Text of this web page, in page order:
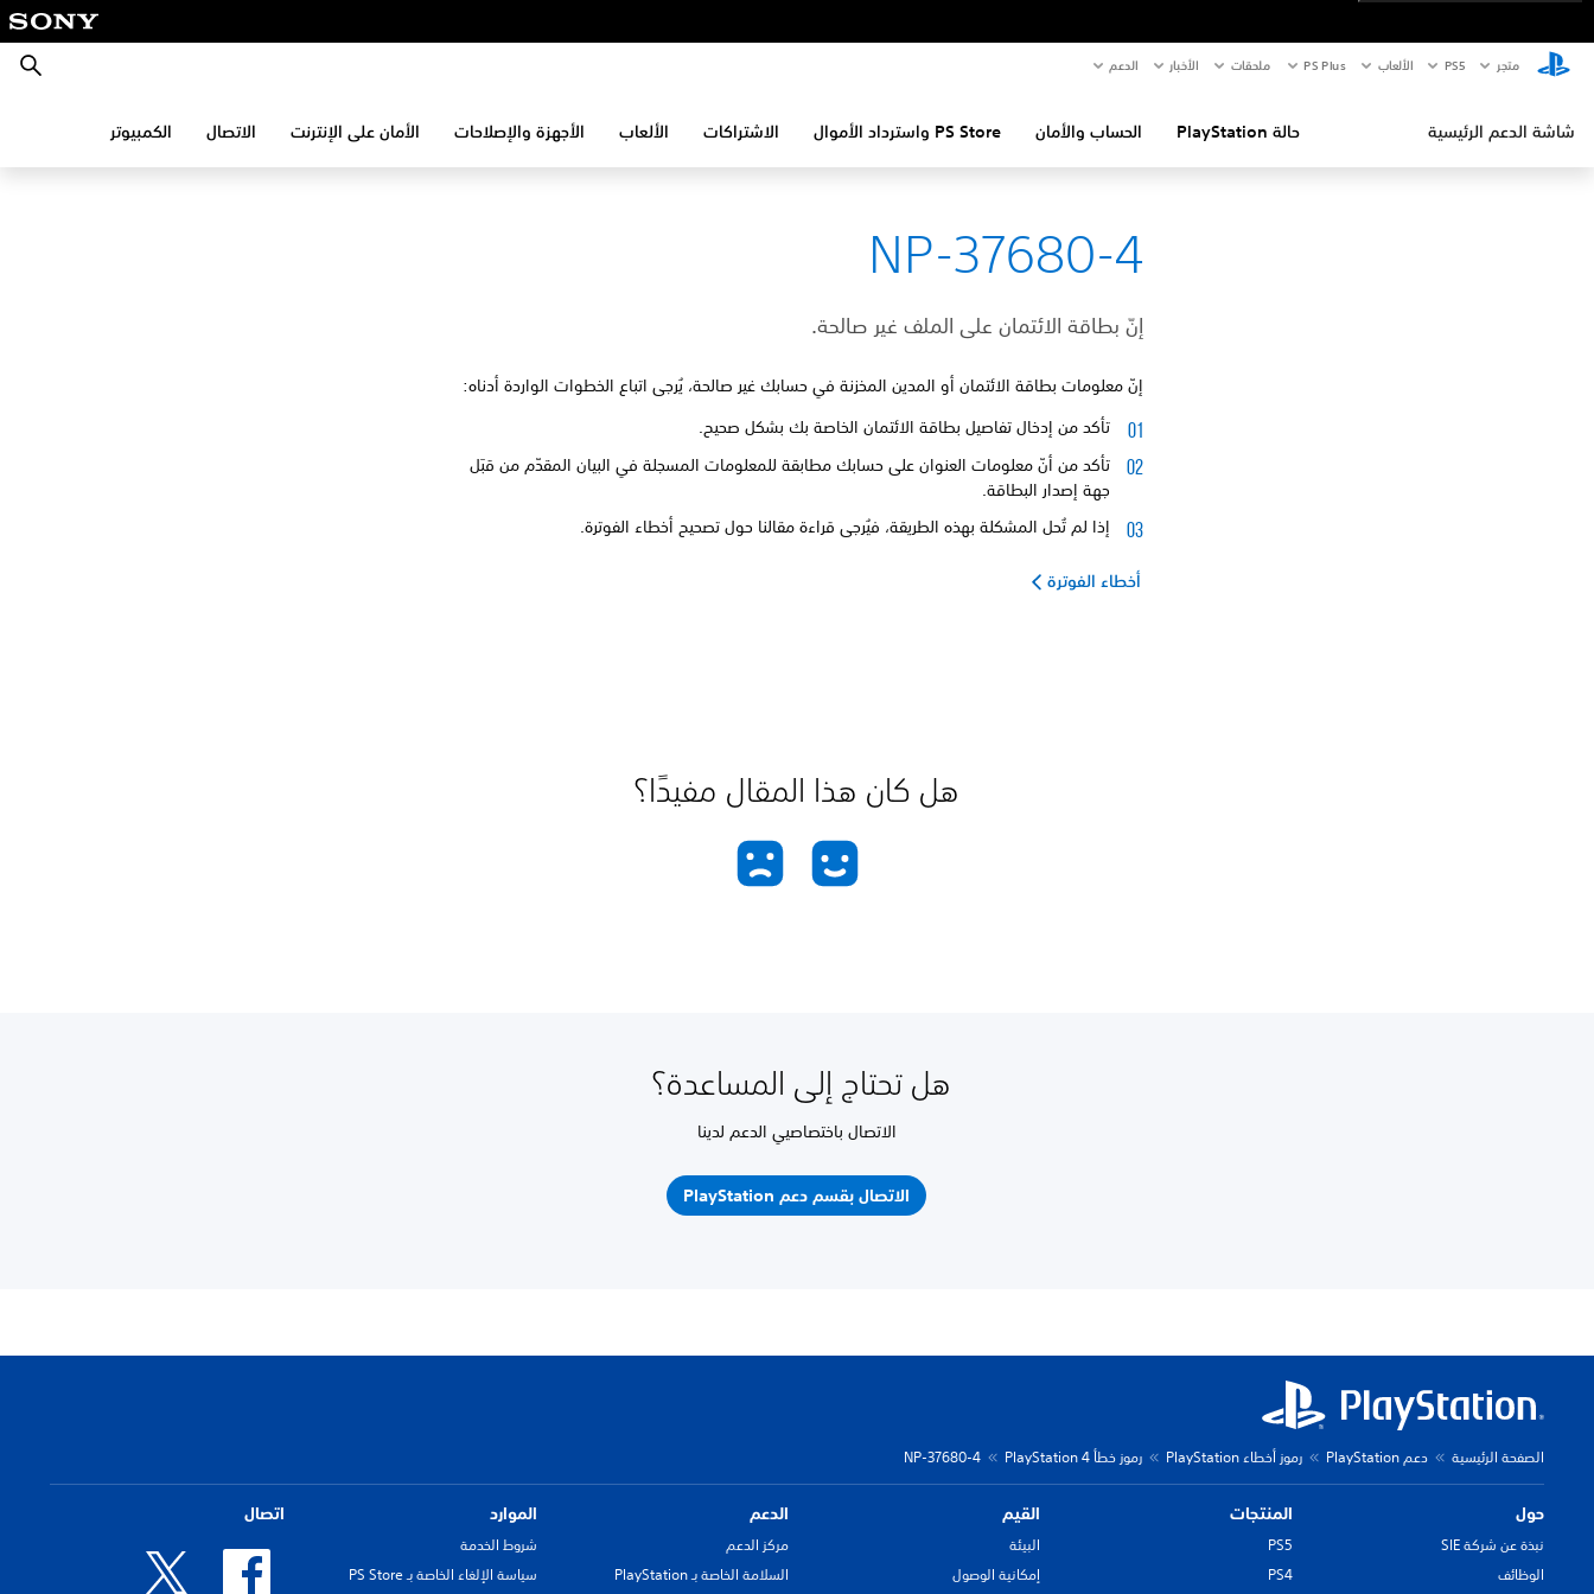
متجر PS5‏ الألعاب PS Plus ملحقات الأخبار الدعم بحث
شاشة الدعم الرئيسية حالة PlayStation الحساب والأمان PS Store واسترداد الأموال الاشتراكات الألعاب الأجهزة والإصلاحات الأمان على الإنترنت الاتصال الكمبيوتر
NP-37680-4
إنّ بطاقة الائتمان على الملف غير صالحة.
إنّ معلومات بطاقة الائتمان أو المدين المخزنة في حسابك غير صالحة، يُرجى اتباع الخطوات الواردة أدناه:
تأكد من إدخال تفاصيل بطاقة الائتمان الخاصة بك بشكل صحيح.
تأكد من أنّ معلومات العنوان على حسابك مطابقة للمعلومات المسجلة في البيان المقدّم من قبَل
جهة إصدار البطاقة.
إذا لم تُحل المشكلة بهذه الطريقة، فيُرجى قراءة مقالنا حول تصحيح أخطاء الفوترة.
أخطاء الفوترة
هل كان هذا المقال مفيدًا؟
هل تحتاج إلى المساعدة؟
الاتصال باختصاصيي الدعم لدينا
الاتصال بقسم دعم PlayStation
الصفحة الرئيسية دعم PlayStation رموز أخطاء PlayStation رموز خطأ PlayStation 4 NP-37680-4
حول
نبذة عن شركة SIE
الوظائف
المنتجات
PS5
PS4
القيم
البيئة
إمكانية الوصول
الدعم
مركز الدعم
السلامة الخاصة بـ PlayStation
الموارد
شروط الخدمة
سياسة الإلغاء الخاصة بـ PS Store
اتصال